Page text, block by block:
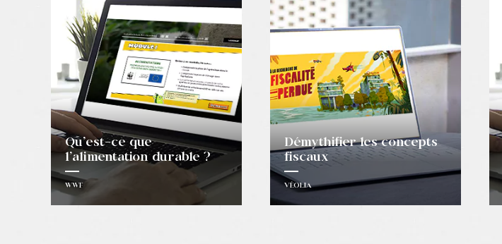
Qu’est-ce que
l’alimentation durable ?
WWF
Démythifier les concepts
fiscaux
VÉOLIA